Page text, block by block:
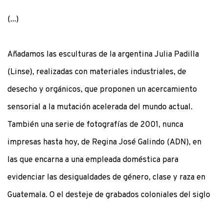
(...)
Añadamos las esculturas de la argentina Julia Padilla
(Linse), realizadas con materiales industriales, de
desecho y orgánicos, que proponen un acercamiento
sensorial a la mutación acelerada del mundo actual.
También una serie de fotografías de 2001, nunca
impresas hasta hoy, de Regina José Galindo (ADN), en
las que encarna a una empleada doméstica para
evidenciar las desigualdades de género, clase y raza en
Guatemala. O el desteje de grabados coloniales del siglo